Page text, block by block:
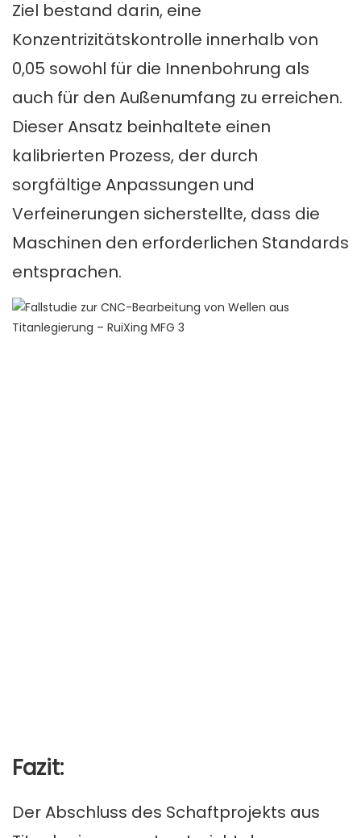
Ziel bestand darin, eine
Konzentrizitätskontrolle innerhalb von
0,05 sowohl für die Innenbohrung als
auch für den Außenumfang zu erreichen.
Dieser Ansatz beinhaltete einen
kalibrierten Prozess, der durch
sorgfältige Anpassungen und
Verfeinerungen sicherstellte, dass die
Maschinen den erforderlichen Standards
entsprachen.
Fazit:
Der Abschluss des Schaftprojekts aus